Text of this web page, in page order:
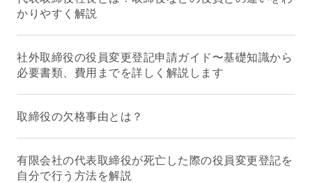
かりやすく解説
社外取締役の役員変更登記申請ガイド〜基礎知識から
必要書類、費用までを詳しく解説します
取締役の欠格事由とは？
有限会社の代表取締役が死亡した際の役員変更登記を
自分で行う方法を解説